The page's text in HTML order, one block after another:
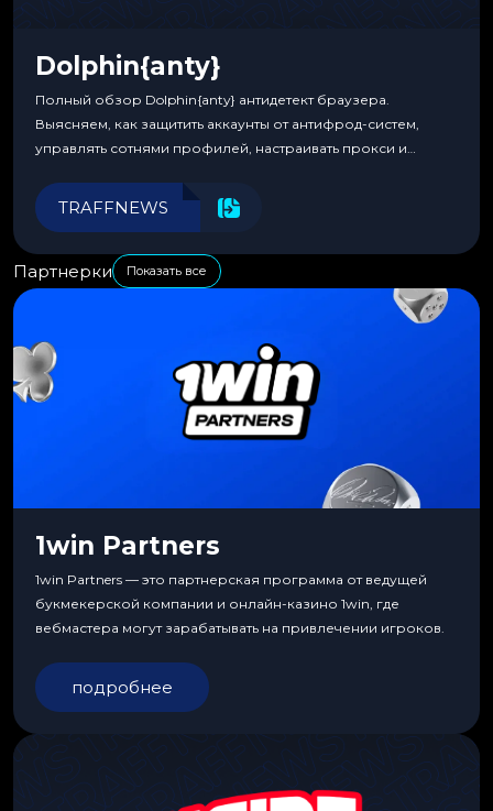
Dolphin{anty}
Полный обзор Dolphin{anty} антидетект браузера.
Выясняем, как защитить аккаунты от антифрод-систем,
управлять сотнями профилей, настраивать прокси и
эффективности.
TRAFFNEWS
Партнерки Показать все
1win Partners
1win Partners — это партнерская программа от ведущей
букмекерской компании и онлайн-казино 1win, где
вебмастера могут зарабатывать на привлечении игроков.
подробнее